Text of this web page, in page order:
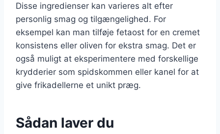
Disse ingredienser kan varieres alt efter
personlig smag og tilgængelighed. For
eksempel kan man tilføje fetaost for en cremet
konsistens eller oliven for ekstra smag. Det er
også muligt at eksperimentere med forskellige
krydderier som spidskommen eller kanel for at
give frikadellerne et unikt præg.
Sådan laver du